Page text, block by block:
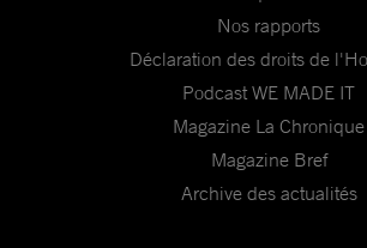
Nos rapports
Déclaration des droits de
Podcast WE MADE IT
Magazine La Chronique
Magazine Bref
Archive des actualités